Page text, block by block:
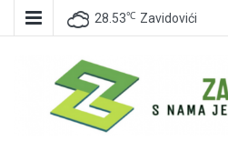
28.53℃ Zavidovići